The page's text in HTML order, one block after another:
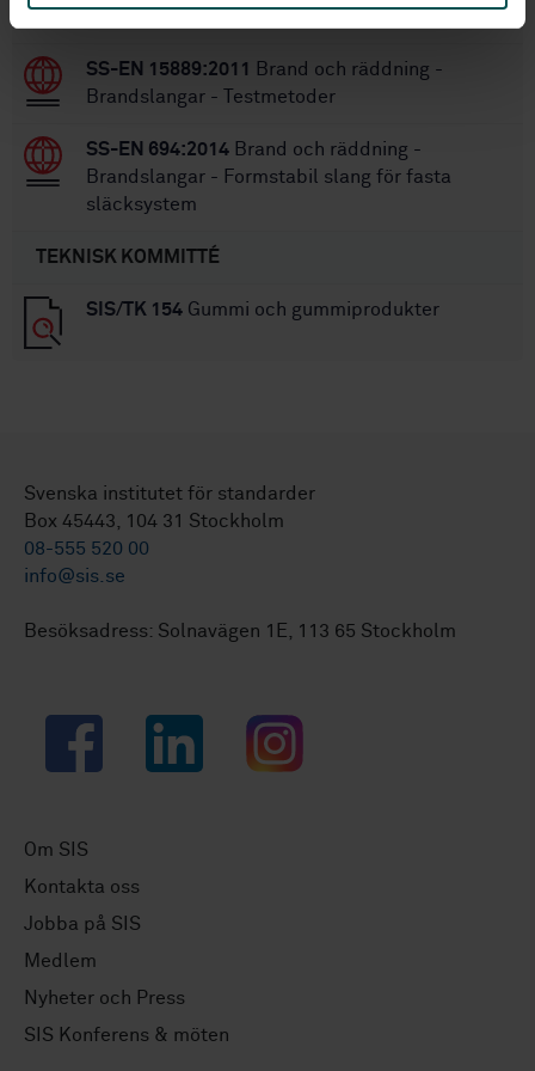
SS-EN 15889:2011
Brand och räddning -
Brandslangar - Testmetoder
SS-EN 694:2014 Brand och räddning -
Brandslangar - Formstabil slang för fasta
släcksystem
TEKNISK KOMMITTÉ
SIS/TK 154 Gummi och gummiprodukter
Svenska institutet för standarder
Box 45443, 104 31 Stockholm
08-555 520 00
info@sis.se
Besöksadress: Solnavägen 1E, 113 65 Stockholm
Facebook LinkedIn Instagram
Om SIS
Kontakta oss
Jobba på SIS
Medlem
Nyheter och Press
SIS Konferens & möten